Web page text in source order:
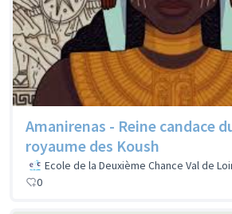
Amanirenas - Reine candace
royaume des Koush
Ecole de la Deuxième Chance Val de
0